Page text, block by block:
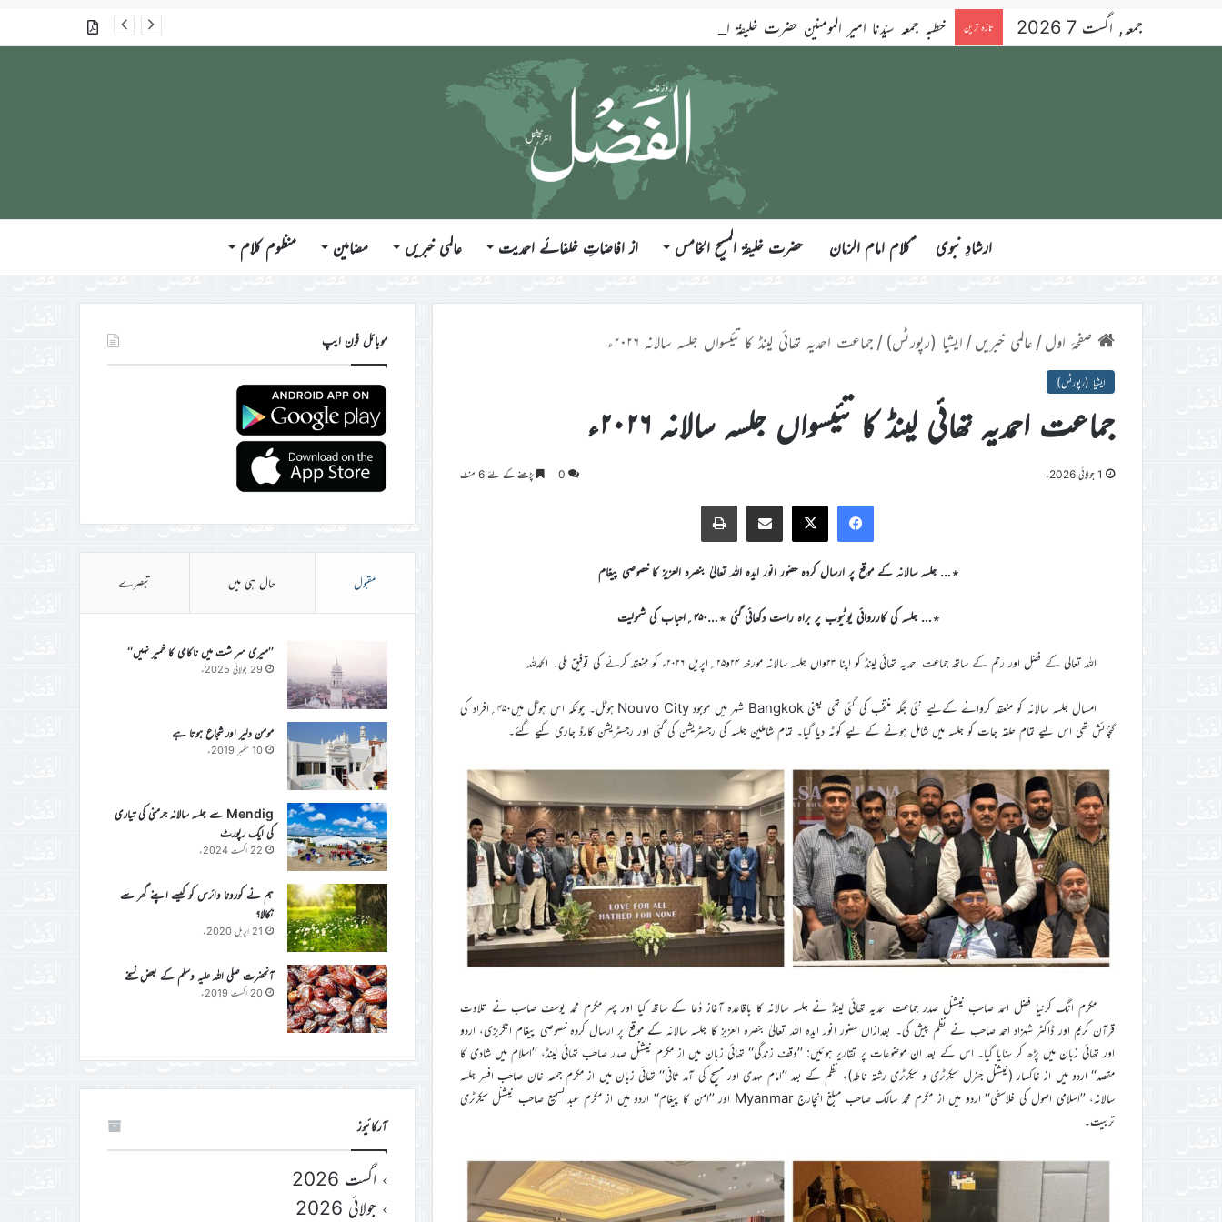
جمعہ, اگست 7 2026 تازہ ترین خطبہ جمعہ سیّدنا امیر المومنین حضرت خلیفۃ المسیح الخامس ایّدہ اللہ تعالیٰ بنصرہ العزیز فرمودہ 17؍جولائی 2026ء گذشتہ شمارے
ارشادِ نبوی ؑکلام امام الزمان حضرت خلیفۃ المسیح الخامس از افاضاتِ خلفائے احمدیت عالمی خبریں مضامین منظوم کلام
صفحۂ اول/ عالمی خبریں/ ایشیا (رپورٹس) / جماعت احمدیہ تھائی لینڈ کا تئیسواں جلسہ سالانہ ۲۰۲۶ء
ایشیا (رپورٹس)
جماعت احمدیہ تھائی لینڈ کا تئیسواں جلسہ سالانہ ۲۰۲۶ء
1 جولائی 2026ء 0 پڑھنے کے لئے 6 منٹ
Facebook
X
Share via Email
Print
٭… جلسہ سالانہ کے موقع پر ارسال کردہ حضور انور ایدہ اللہ تعالیٰ بنصرہ العزیز کا خصوصی پیغام
٭… جلسہ کی کارروائی یوٹیوب پر براہ راست دکھائی گئی ٭…۴۵۰؍احباب کی شمولیت
اللہ تعالیٰ کے فضل اور رحم کے ساتھ جماعت احمدیہ تھائی لینڈ کو اپنا ۲۳واں جلسہ سالانہ مورخہ ۲۴و۲۵؍اپریل ۲۰۲۶ء کو منعقد کرنے کی توفیق ملی۔ الحمدللہ
امسال جلسہ سالانہ کو منعقد کروانے کےليے نئی جگہ منتخب کی گئی تھی یعنی Bangkok شہر میں موجود Nouvo City ہوٹل۔ چونکہ اس ہوٹل میں۴۵۰؍افراد کی
گنجائش تھی اس ليے تمام حلقہ جات کو جلسہ میں شامل ہونے کے ليے کوٹہ دیا گیا۔ تمام شاملین جلسہ کی رجسٹریشن کی گئی اور رجسٹریشن کارڈ جاری کيے گئے۔
مکرم انگ کرنیا فضل احمد صاحب نیشنل صدر جماعت احمدیہ تھائی لینڈ نے جلسہ سالانہ کا باقاعدہ آغاز دُعا کے ساتھ کیا اور پھر مکرم محمد یوسف صاحب نے تلاوت
قرآن کریم اور ڈاکٹر شہزاد احمد صاحب نے نظم پیش کی۔ بعدازاں حضور انور ایدہ اللہ تعالیٰ بنصرہ العزیز کا جلسہ سالانہ کے موقع پر ارسال کردہ خصوصی پیغام انگریزی، اردو
اور تھائی زبان میں پڑھ کر سنایا گیا۔ اس کے بعد ان موضوعات پر تقاریر ہوئیں: ’’وقف زندگی‘‘ تھائی زبان میں از مکرم نیشنل صدر صاحب تھائی لینڈ، ’’اسلام میں شادی کا
مقصد‘‘ اردو میں از خاکسار (نیشنل جنرل سیکرٹری و سیکرٹری رشتہ ناطہ)، نظم کے بعد ’’امام مہدی اور مسیح کی آمد ثانی‘‘ تھائی زبان میں از مکرم جمعہ خان صاحب افسر جلسہ
سالانہ، ’’اسلامی اصول کی فلاسفی‘‘ اردو میں از مکرم محمد سالک صاحب مبلغ انچارج Myanmar اور ’’امن کا پیغام‘‘ اردو میں از مکرم عبدالسمیع صاحب نیشنل سیکرٹری
تربیت۔
موبائل فون ایپ
مقبول حال ہی میں تبصرے
’’میری سر شت میں ناکامی کا خمیر نہیں‘‘
29 جولائی 2025ء
مومن دلیر اور شجاع ہوتا ہے
10 ستمبر 2019ء
Mendig سے جلسہ سالانہ جرمنی کی تیاری
کی ایک رپورٹ
22 اگست 2024ء
ہم نے کورونا وائرس کو کیسے اپنے گھر سے
نکالا؟
21 اپریل 2020ء
آنحضرت صلی اللہ علیہ وسلم کے بعض نسخے
20 اگست 2019ء
آرکائیوز
اگست 2026
جولائی 2026